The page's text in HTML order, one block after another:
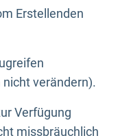
Erstellenden
verändern).
Verfügung
missbräuchlich